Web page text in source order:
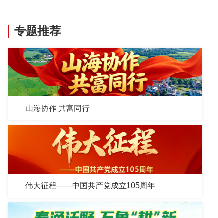
专题推荐
山海协作 共富同行
伟大征程——中国共产党成立105周年